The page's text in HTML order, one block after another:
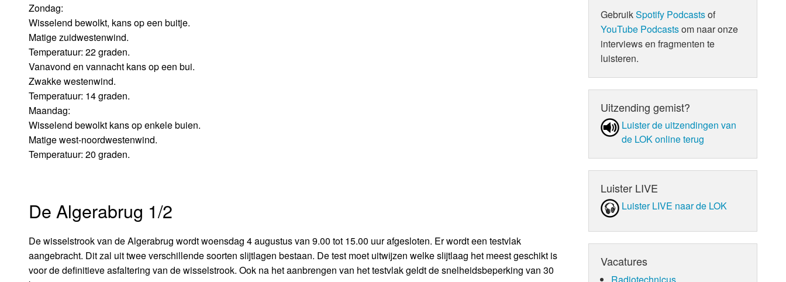
Zondag:
Wisselend bewolkt, kans op een buitje.
Matige zuidwestenwind.
Temperatuur: 22 graden.
Vanavond en vannacht kans op een bui.
Zwakke westenwind.
Temperatuur: 14 graden.
Maandag:
Wisselend bewolkt kans op enkele buien.
Matige west-noordwestenwind.
Temperatuur: 20 graden.
De Algerabrug 1/2
De wisselstrook van de Algerabrug wordt woensdag 4 augustus van 9.00 tot 15.00 uur afgesloten. Er wordt een testvlak
aangebracht. Dit zal uit twee verschillende soorten slijtlagen bestaan. De test moet uitwijzen welke slijtlaag het meest geschikt is
voor de definitieve asfaltering van de wisselstrook. Ook na het aanbrengen van het testvlak geldt de snelheidsbeperking van 30
GebruikSpotify Podcastsof
YouTube Podcastsom naar onze
interviews en fragmenten te
luisteren.
Uitzending gemist?
Luister de uit­zen­din­gen van
de LOK online terug
Luister LIVE
Luister LIVE naar de LOK
Vacatures
Radiotechnicus